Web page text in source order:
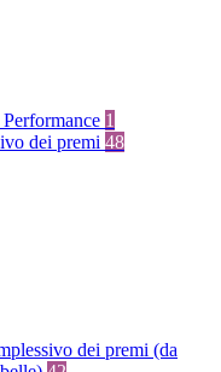
1
dei premi 48
dei premi (da